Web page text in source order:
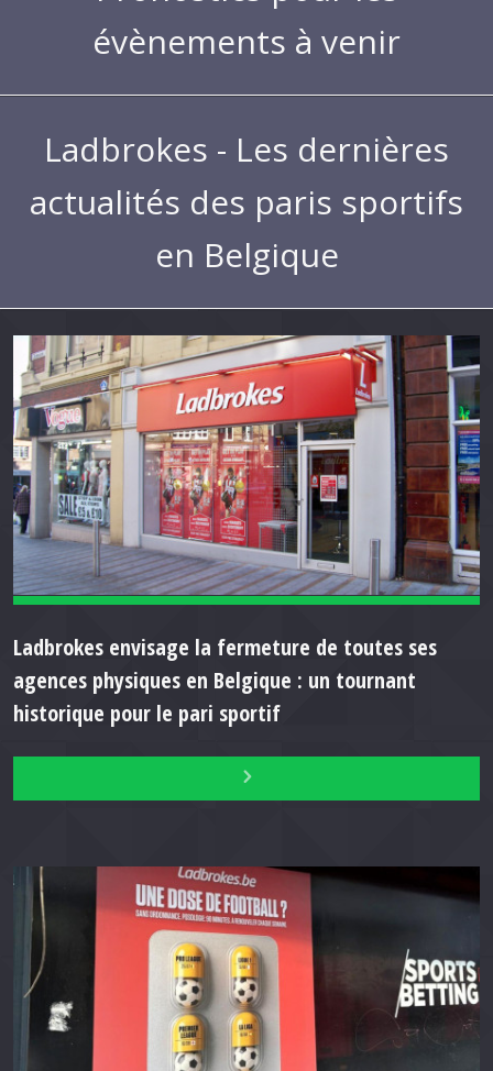
évènements à venir
Ladbrokes - Les dernières
actualités des paris sportifs
en Belgique
Ladbrokes envisage la fermeture de toutes ses
agences physiques en Belgique : un tournant
historique pour le pari sportif